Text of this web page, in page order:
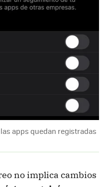
apps quedan registradas
no implica cambios